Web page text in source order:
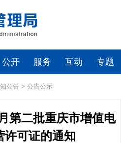
公开 服务 互动 专题
公告 > 公告公示
第二批重庆市增值电
许可证的通知